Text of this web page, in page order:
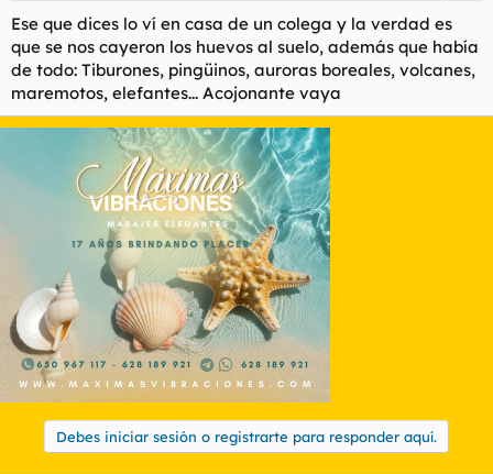
Ese que dices lo ví en casa de un colega y la verdad es
que se nos cayeron los huevos al suelo, además que había
de todo: Tiburones, pingüinos, auroras boreales, volcanes,
maremotos, elefantes... Acojonante vaya
Debes iniciar sesión o registrarte para responder aquí.